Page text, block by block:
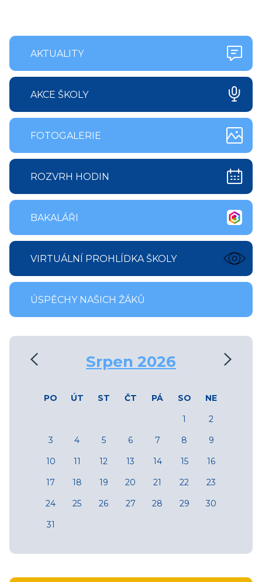
AKTUALITY
AKCE ŠKOLY
FOTOGALERIE
ROZVRH HODIN
BAKALÁŘI
VIRTUÁLNÍ PROHLÍDKA ŠKOLY
ÚSPĚCHY NAŠICH ŽÁKŮ
Srpen 2026
PO ÚT ST ČT PÁ SO
NE
1
2
3
4 5 6 7 8
9
10
11 12 13 14 15
16
17
18 19 20 21 22
23
24
25 26 27 28 29
30
31